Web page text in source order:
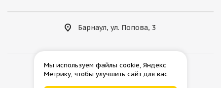
Барнаул, ул. Попова, 3
2026 © АгроПромСнаб
Мы используем файлы cookie, Яндекс
Метрику, чтобы улучшить сайт для вас